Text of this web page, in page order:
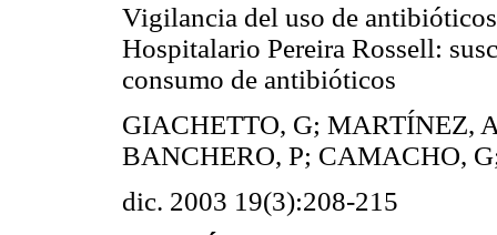
Vigilancia del uso de
Hospitalario Pereira Rossell:
consumo de antibióticos
GIACHETTO, G; MARTÍNEZ,
BANCHERO, P; CAMACHO,
dic. 2003 19(3):208-215